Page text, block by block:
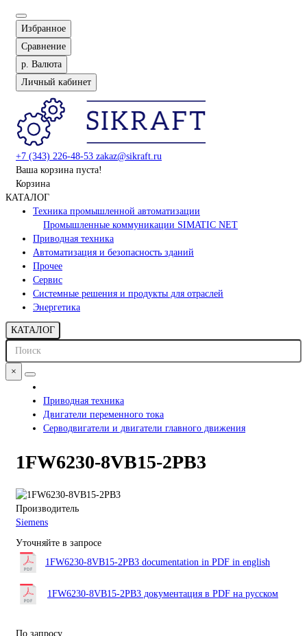
Избранное
Сравнение
р. Валюта
Личный кабинет
+7 (343) 226-48-53 zakaz@sikraft.ru
Ваша корзина пуста!
Корзина
КАТАЛОГ
Техника промышленной автоматизации
Промышленные коммуникации SIMATIC NET
Приводная техника
Автоматизация и безопасность зданий
Прочее
Сервис
Системные решения и продукты для отраслей
Энергетика
КАТАЛОГ
×
Приводная техника
Двигатели переменного тока
Серводвигатели и двигатели главного движения
1FW6230-8VB15-2PB3
Производитель
Siemens
Уточняйте в запросе
1FW6230-8VB15-2PB3 documentation in PDF in english
1FW6230-8VB15-2PB3 документация в PDF на русском
По запросу